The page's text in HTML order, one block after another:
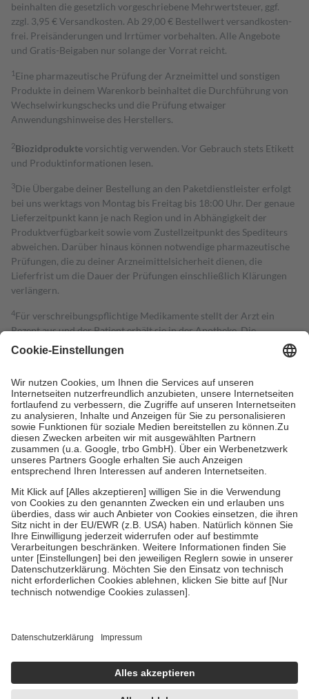
beinhalten die gesetzlich vorgeschriebene Mehrwertsteuer, ggf.
zzgl. 3,95 € Versandkosten. Ab 29,00 € Bestell­wert versand­kosten­
frei. Preisänderungen und Irrtümer vorbehalten. Alle Angebote
und Gratis-Beigaben nur solange der Vorrat reicht.
1 Eine pharmazeutische Prüfung der Arzneimittel und sonstigen
Produkte in deinem Warenkorb beinhaltet die Durchführung von
Wechselwirkungschecks und die Prüfung etwaiger
Anwendungshinweise des Herstellers.
2Biozidproduktevorsichtig verwenden. Vor Gebrauch stets Etikett
und Produktinformationen lesen.
3Die Übergabe deiner Bestellung an den Paketdienstleister erfolgt
bei uns werktags von Montag bis Freitag bis 18:00 Uhr. Der genaue
Lieferzeitpunkt kann je nach Region und in Abhängigkeit der
Produktverfügbarkeit sowie vom Zustellzeitpunkt des Spediteurs
abweichen. Darüber hinaus können notwendige pharmazeutische
Prüfungen, die zu deiner Arzneimittelsicherheit dienen, die
Lieferfrist um die Dauer der Prüfungen einschließlich Klärungen
verlängern.
4Für verschreibungspflichtige Medikamente stellt der Arzt ein
Rezept aus und der Patient erhält sie in der Apotheke. Die
gesetzliche Krankenversicherung übernimmt in der Regel die
Kosten dafür, der Versicherte trägt einen Teil davon als Zuzahlung
Grundsätzlich leisten Mitglieder Zuzahlungen in Höhe von zehn
Prozent des Abgabepreises,mindestens jedochfünf Euround
höchstens zehn Euro.Es sind jedoch nie mehr als die tatsächlichen
Kosten der Leistung zu entrichten.
Diese Regeln gelten grundsätzlich auch für Online-Apotheken.
Bei Heilmitteln und häuslicher Krankenpflege beträgt die
Zuzahlung zehn Prozent der Kosten sowie zehn Euro je
Verordnung.
Um das Engagement der Versicherten für ihre eigene Gesundheit zu
stärken und die besondere Stellung der Familie zu unterstützen,
fallenkeine Zuzahlungenan bei:
• Kindern und Jugendlichen bis zum vollendeten 18. Lebensjahr
mit Ausnahme der Fahrkosten
• Untersuchungen zur Vorsorge und Früherkennung, die von der
GKV getragen werden
Einholung von Bewertungen. Trusted Shops hat Maßnahmen
getroffen, um sicherzustellen, dass es sich um echte Bewertungen
handelt. Mehr Informationen findest du hier: